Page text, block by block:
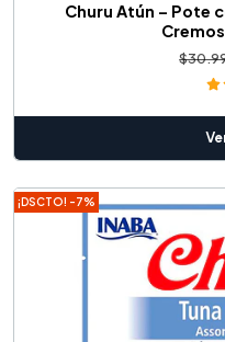
Churu Atún – Pote
¡DSCTO! -7%